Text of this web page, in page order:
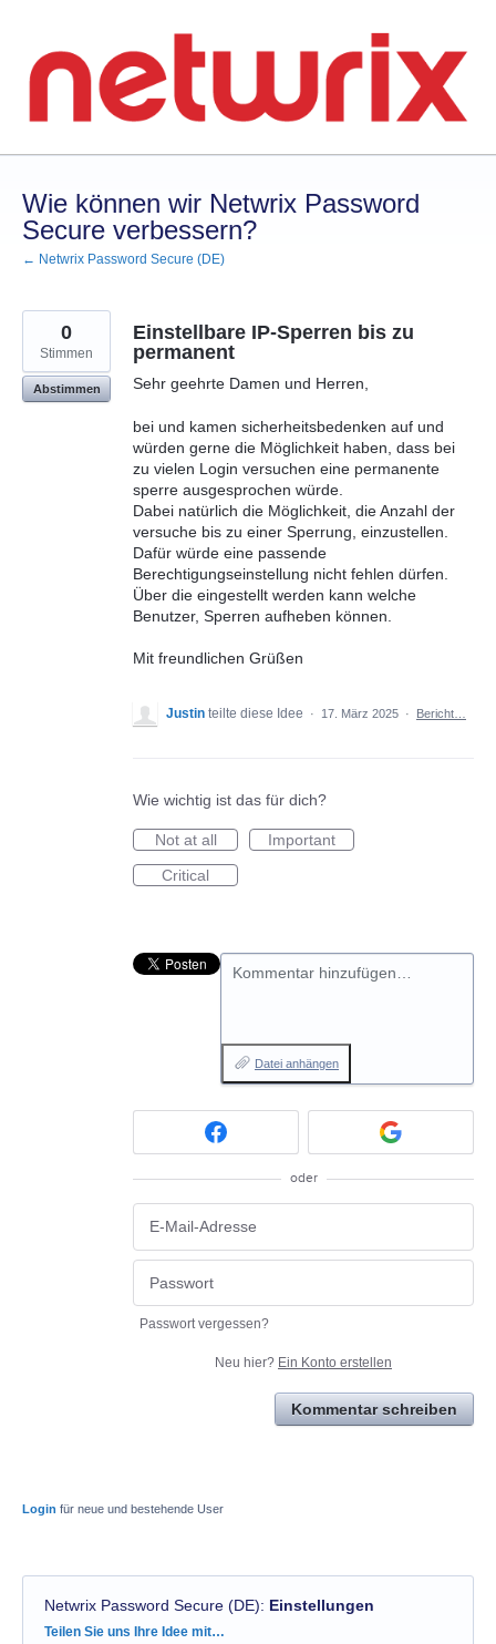
springen
Wie können wir Netwrix Password
Secure verbessern?
← Netwrix Password Secure (DE)
Einstellbare IP-Sperren bis zu
permanent
Sehr geehrte Damen und Herren,
bei und kamen sicherheitsbedenken auf und
würden gerne die Möglichkeit haben, dass bei
zu vielen Login versuchen eine permanente
sperre ausgesprochen würde.
Dabei natürlich die Möglichkeit, die Anzahl der
versuche bis zu einer Sperrung, einzustellen.
Dafür würde eine passende
Berechtigungseinstellung nicht fehlen dürfen.
Über die eingestellt werden kann welche
Benutzer, Sperren aufheben können.
Mit freundlichen Grüßen
0
Stimmen
Abstimmen
Justin teilte diese Idee · 17. März 2025 · Bericht…
Wie wichtig ist das für dich?
Not at all
Important
Critical
Kommentar hinzufügen…
Datei anhängen
oder
Passwort vergessen?
Neu hier? Ein Konto erstellen
Kommentar schreiben
Login für neue und bestehende User
Netwrix Password Secure (DE): Einstellungen
Kategorien
Teilen Sie uns Ihre Idee mit…